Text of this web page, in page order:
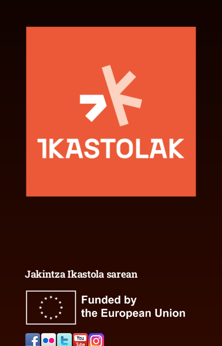
Jakintza Ikastola sarean